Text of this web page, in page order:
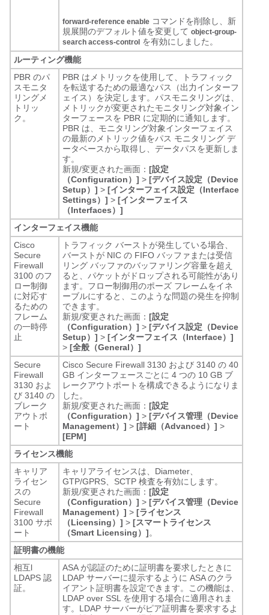
forward-reference enable コマンドを削除し、新
規展開のデフォルト値を変更して object-group-
search access-control を有効にしました。
ルーティング機能
PBR のパ
スモニタ
リングメ
トリッ
ク。
PBR はメトリックを使用して、トラフィック
を転送するための最適なパス（出力インターフ
ェイス）を決定します。パスモニタリングは、
メトリックが変更されたモニタリング対象イン
ターフェースを PBR に定期的に通知します。
PBR は、モニタリング対象インターフェイス
の最新のメトリック値をパス モニタリング デ
ータベースから取得し、データパスを更新しま
す。
新規/変更された画面： [設定
（Configuration）] > [デバイス設定（Device
Setup）] > [インターフェイス設定（Interface
Settings）] > [インターフェイス
（Interfaces）]
インターフェイス機能
Cisco
Secure
Firewall
3100 のフ
ロー制御
に対応す
るための
フレーム
の一時停
止
トラフィック バーストが発生している場合、
バーストが NIC の FIFO バッファまたは受信
リング バッファのバッファリング容量を超え
ると、パケットがドロップされる可能性があり
ます。フロー制御用のポーズ フレームをイネ
ーブルにすると、このような問題の発生を抑制
できます。
新規/変更された画面： [設定
（Configuration）] > [デバイス設定（Device
Setup）] > [インターフェイス（Interface）]
> [全般（General）]
Secure
Firewall
3130 およ
び 3140 の
ブレーク
アウトポ
ート
Cisco Secure Firewall 3130 および 3140 の 40
GB インターフェースごとに 4 つの 10 GB ブ
レークアウトポートを構成できるようになりま
した。
新規/変更された画面： [設定
（Configuration）] > [デバイス管理（Device
Management）] > [詳細（Advanced）] >
[EPM]
ライセンス機能
キャリア
ライセン
スの
Secure
Firewall
3100 サポ
ート
キャリアライセンスは、Diameter、
GTP/GPRS、SCTP 検査を有効にします。
新規/変更された画面： [設定
（Configuration）] > [デバイス管理（Device
Management）] > [ライセンス
（Licensing）] > [スマートライセンス
（Smart Licensing）]。
証明書の機能
相互l
LDAPS 認
証。
ASA が認証のために証明書を要求したときに
LDAP サーバーに提示するように ASA のクラ
イアント証明書を設定できます。この機能は、
LDAP over SSL を使用する場合に適用されま
す。LDAP サーバーがピア証明書を要求するよ